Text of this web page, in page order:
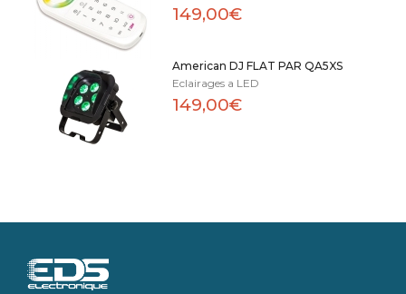
149,00€
American DJ FLAT PAR QA5XS
Eclairages a LED
149,00€